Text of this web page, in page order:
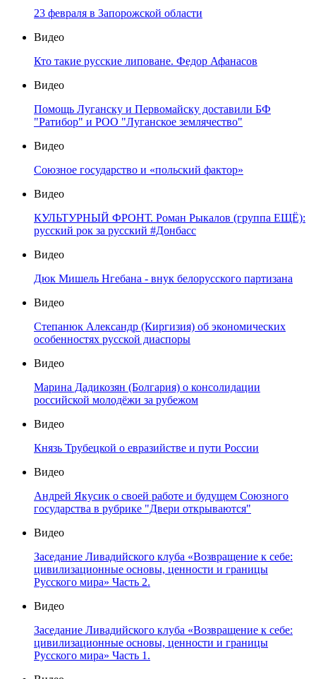
23 февраля в Запорожской области
Видео
Кто такие русские липоване. Федор Афанасов
Видео
Помощь Луганску и Первомайску доставили БФ
"Ратибор" и РОО "Луганское землячество"
Видео
Союзное государство и «польский фактор»
Видео
КУЛЬТУРНЫЙ ФРОНТ. Роман Рыкалов (группа ЕЩЁ):
русский рок за русский #Донбасс
Видео
Дюк Мишель Нгебана - внук белорусского партизана
Видео
Степанюк Александр (Киргизия) об экономических
особенностях русской диаспоры
Видео
Марина Дадикозян (Болгария) о консолидации
российской молодёжи за рубежом
Видео
Князь Трубецкой о евразийстве и пути России
Видео
Андрей Якусик о своей работе и будущем Союзного
государства в рубрике "Двери открываются"
Видео
Заседание Ливадийского клуба «Возвращение к себе:
цивилизационные основы, ценности и границы
Русского мира» Часть 2.
Видео
Заседание Ливадийского клуба «Возвращение к себе:
цивилизационные основы, ценности и границы
Русского мира» Часть 1.